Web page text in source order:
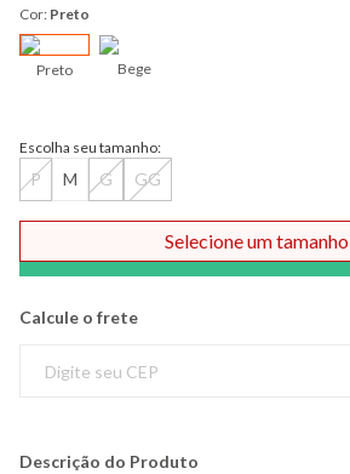
Cor: Preto
Preto Bege
Escolha seu tamanho:
P M G GG
Comprar
Selecione um tamanho
Calcule o frete
Descrição do Produto